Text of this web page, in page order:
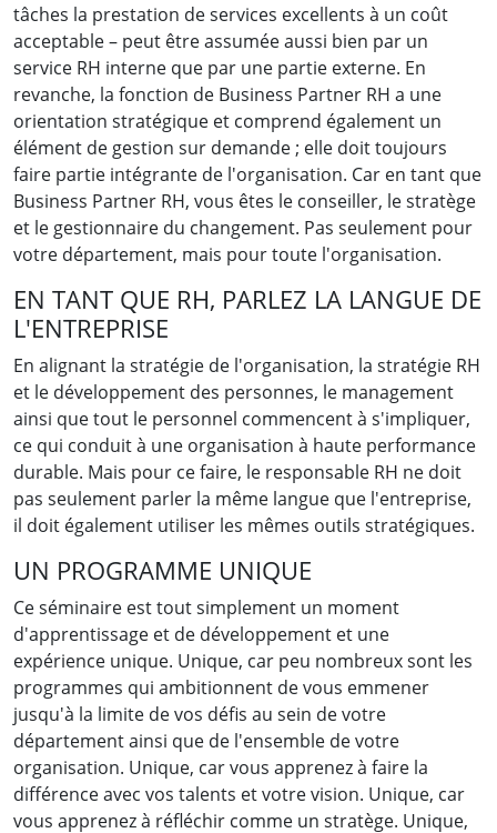
tâches la prestation de services excellents à un coût
acceptable – peut être assumée aussi bien par un
service RH interne que par une partie externe. En
revanche, la fonction de Business Partner RH a une
orientation stratégique et comprend également un
élément de gestion sur demande ; elle doit toujours
faire partie intégrante de l'organisation. Car en tant que
Business Partner RH, vous êtes le conseiller, le stratège
et le gestionnaire du changement. Pas seulement pour
votre département, mais pour toute l'organisation.
EN TANT QUE RH, PARLEZ LA LANGUE DE
L'ENTREPRISE
En alignant la stratégie de l'organisation, la stratégie RH
et le développement des personnes, le management
ainsi que tout le personnel commencent à s'impliquer,
ce qui conduit à une organisation à haute performance
durable. Mais pour ce faire, le responsable RH ne doit
pas seulement parler la même langue que l'entreprise,
il doit également utiliser les mêmes outils stratégiques.
UN PROGRAMME UNIQUE
Ce séminaire est tout simplement un moment
d'apprentissage et de développement et une
expérience unique. Unique, car peu nombreux sont les
programmes qui ambitionnent de vous emmener
jusqu'à la limite de vos défis au sein de votre
département ainsi que de l'ensemble de votre
organisation. Unique, car vous apprenez à faire la
différence avec vos talents et votre vision. Unique, car
vous apprenez à réfléchir comme un stratège. Unique,